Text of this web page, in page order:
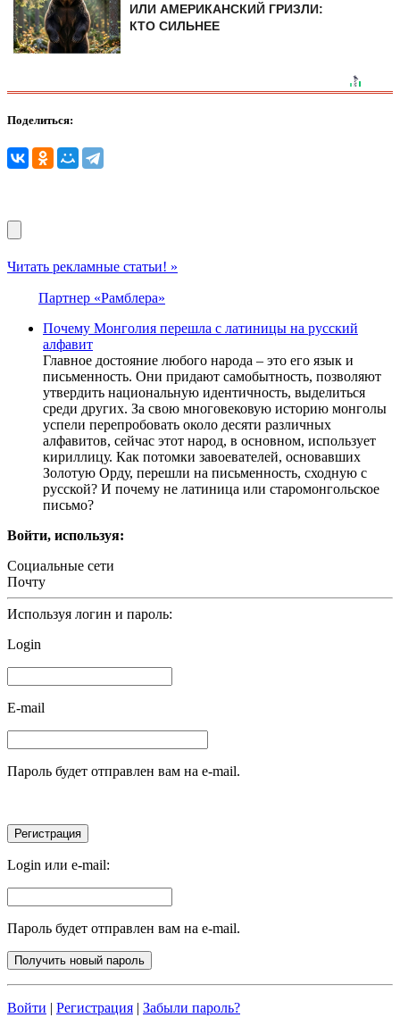
ИЛИ АМЕРИКАНСКИЙ ГРИЗЛИ:
КТО СИЛЬНЕЕ
Поделиться:
Читать рекламные статьи! »
Партнер «Рамблера»
Почему Монголия перешла с латиницы на русский
алфавит
Главное достояние любого народа – это его язык и
письменность. Они придают самобытность, позволяют
утвердить национальную идентичность, выделиться
среди других. За свою многовековую историю монголы
успели перепробовать около десяти различных
алфавитов, сейчас этот народ, в основном, использует
кириллицу. Как потомки завоевателей, основавших
Золотую Орду, перешли на письменность, сходную с
русской? И почему не латиница или старомонгольское
письмо?
Войти, используя:
Социальные сети
Почту
Используя логин и пароль:
Login
E-mail
Пароль будет отправлен вам на e-mail.
Login или e-mail:
Пароль будет отправлен вам на e-mail.
Войти | Регистрация | Забыли пароль?